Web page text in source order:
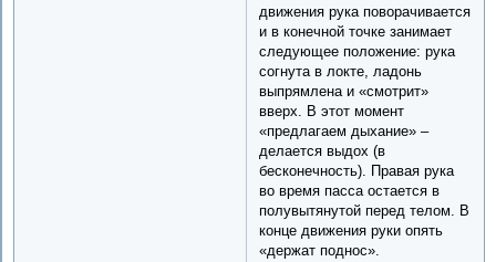
движения рука поворачивается
и в конечной точке занимает
следующее положение: рука
согнута в локте, ладонь
выпрямлена и «смотрит»
вверх. В этот момент
«предлагаем дыхание» –
делается выдох (в
бесконечность). Правая рука
во время пасса остается в
полувытянутой перед телом. В
конце движения руки опять
«держат поднос».